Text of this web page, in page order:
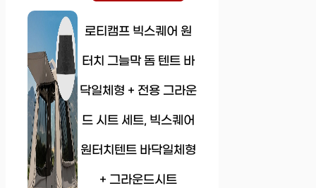
로티캠프 빅스퀘어 원
터치 그늘막 돔 텐트 바
닥일체형 + 전용 그라운
드 시트 세트, 빅스퀘어
원터치텐트 바닥일체형
+ 그라운드시트